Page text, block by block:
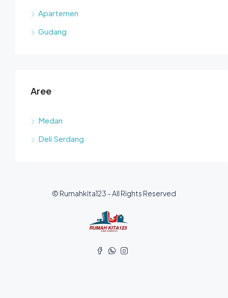
Apartemen
Gudang
Aree
Medan
Deli Serdang
© Rumahkita123 - All Rights Reserved